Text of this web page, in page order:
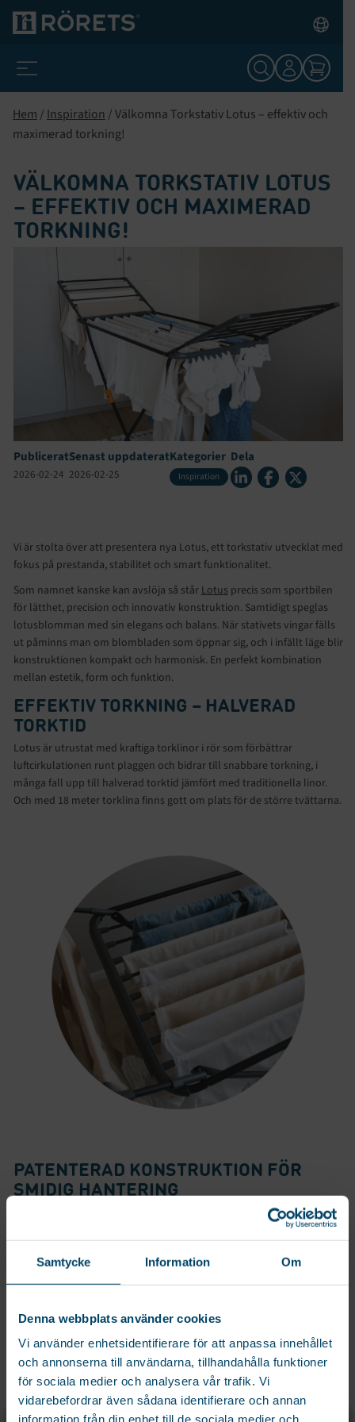
Samtycke Information Om
Denna webbplats använder cookies
Vi använder enhetsidentifierare för att anpassa innehållet
och annonserna till användarna, tillhandahålla funktioner
för sociala medier och analysera vår trafik. Vi
vidarebefordrar även sådana identifierare och annan
information från din enhet till de sociala medier och
Hem / Inspiration /Välkomna Torkstativ Lotus – effektiv och
maximerad torkning!
Publicerat
2026-02-24
Senast uppdaterat
2026-02-25
Kategorier
Inspiration
Dela
VÄLKOMNA TORKSTATIV LOTUS
– EFFEKTIV OCH MAXIMERAD
TORKNING!
Vi är stolta över att presentera nya Lotus, ett torkstativ utvecklat med
fokus på prestanda, stabilitet och smart funktionalitet.
Som namnet kanske kan avslöja så stårLotusprecis som sportbilen
för lätthet, precision och innovativ konstruktion. Samtidigt speglas
lotusblomman med sin elegans och balans. När stativets vingar fälls
ut påminns man om blombladen som öppnar sig, och i infällt läge blir
konstruktionen kompakt och harmonisk. En perfekt kombination
mellan estetik, form och funktion.
EFFEKTIV TORKNING – HALVERAD
TORKTID
Lotus är utrustat med kraftiga torklinor i rör som förbättrar
luftcirkulationen runt plaggen och bidrar till snabbare torkning, i
många fall upp till halverad torktid jämfört med traditionella linor.
Och med 18 meter torklina finns gott om plats för de större tvättarna.
PATENTERAD KONSTRUKTION FÖR
SMIDIG HANTERING
Vår patenterade konstruktion gör att vingarna automatiskt låser sig i
infällt läge vilket gör stativet kompakt och enkelt att flytta eller
Det tillsammans med en låsmekanism på benställning som låses i
utfällt läge för extra säkerhet och de stabila fötterna gör torkstativet
tvätt eller ihopfällt och förvarat.
SMART KAPACITET I VARJE DETALJ
Det som gör Lotus än mer unik bland vårt torkstativsortiment är de
smarta detaljerna. Funktioner som maximerar torkkapaciteten som